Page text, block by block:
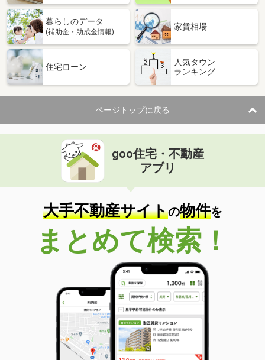
暮らしのデータ
(補助金・助成金情報)
家賃相場
住宅ローン
人気タウン
ランキング
ページトップに戻る
goo住宅・不動産
アプリ
大手不動産サイトの物件を
まとめて検索！